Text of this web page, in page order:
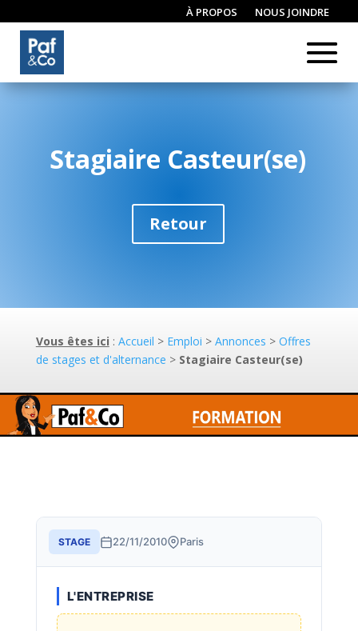
À PROPOS
NOUS JOINDRE
Stagiaire Casteur(se)
Retour
Vous êtes ici : Accueil > Emploi > Annonces > Offres
de stages et d'alternance > Stagiaire Casteur(se)
STAGE 22/11/2010 Paris
L'ENTREPRISE